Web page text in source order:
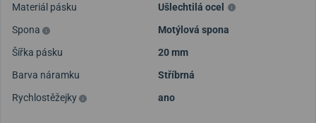
Materiál pásku
Ušlechtilá ocel
Spona
Motýlová spona
Šířka pásku
20 mm
Barva náramku
Stříbrná
Rychlostěžejky
ano